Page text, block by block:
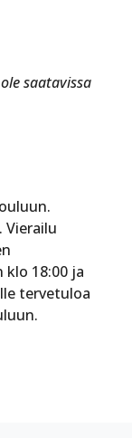
saatavissa
18:00 ja
tervetuloa